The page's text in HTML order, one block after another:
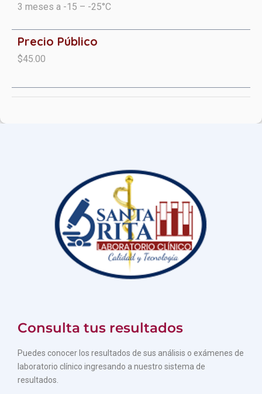
3 meses a -15 – -25°C
Precio Público
$45.00
Consulta tus resultados
Puedes conocer los resultados de sus análisis o exámenes de
laboratorio clínico ingresando a nuestro sistema de
resultados.